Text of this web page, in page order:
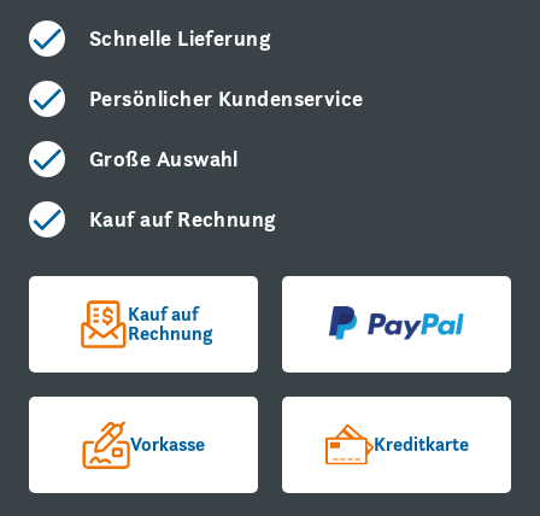
Schnelle Lieferung
Persönlicher Kundenservice
Große Auswahl
Kauf auf Rechnung
Kauf auf
Rechnung
Vorkasse Kreditkarte